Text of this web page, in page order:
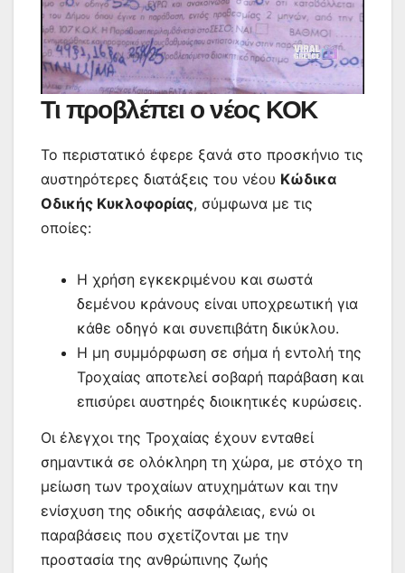
Τι προβλέπει ο νέος ΚΟΚ
Το περιστατικό έφερε ξανά στο προσκήνιο τις
αυστηρότερες διατάξεις του νέου Κώδικα
Οδικής Κυκλοφορίας, σύμφωνα με τις
οποίες:
Η χρήση εγκεκριμένου και σωστά
δεμένου κράνους είναι υποχρεωτική για
κάθε οδηγό και συνεπιβάτη δικύκλου.
Η μη συμμόρφωση σε σήμα ή εντολή της
Τροχαίας αποτελεί σοβαρή παράβαση και
επισύρει αυστηρές διοικητικές κυρώσεις.
Οι έλεγχοι της Τροχαίας έχουν ενταθεί
σημαντικά σε ολόκληρη τη χώρα, με στόχο τη
μείωση των τροχαίων ατυχημάτων και την
ενίσχυση της οδικής ασφάλειας, ενώ οι
παραβάσεις που σχετίζονται με την
προστασία της ανθρώπινης ζωής